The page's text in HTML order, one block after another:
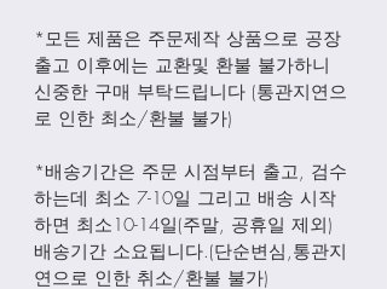
*모든 제품은 주문제작 상품으로 공장
출고 이후에는 교환및 환불 불가하니
신중한 구매 부탁드립니다 (통관지연으
로 인한 최소/환불 불가)
*배송기간은 주문 시점부터 출고, 검수
하는데 최소 7-10일 그리고 배송 시작
하면 최소10-14일(주말, 공휴일 제외)
배송기간 소요됩니다.(단순변심,통관지
연으로 인한 취소/환불 불가)